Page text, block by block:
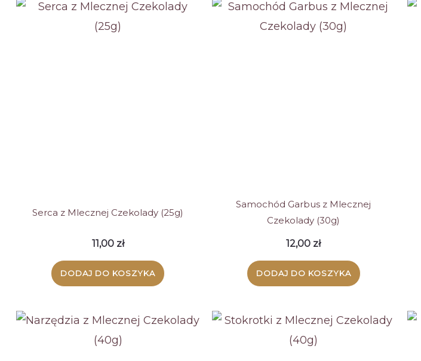
Serca z Mlecznej Czekolady (25g)
11,00 zł
DODAJ DO KOSZYKA
Samochód Garbus z Mlecznej
Czekolady (30g)
12,00 zł
DODAJ DO KOSZYKA